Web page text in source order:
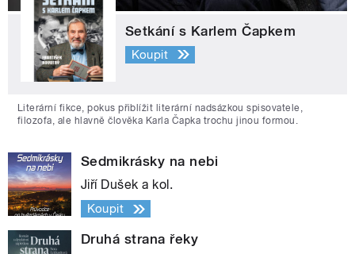
Setkání s Karlem Čapkem
Koupit
Literární fikce, pokus přiblížit literární nadsázkou spisovatele,
filozofa, ale hlavně člověka Karla Čapka trochu jinou formou.
Sedmikrásky na nebi
Jiří Dušek a kol.
Koupit
Druhá strana řeky